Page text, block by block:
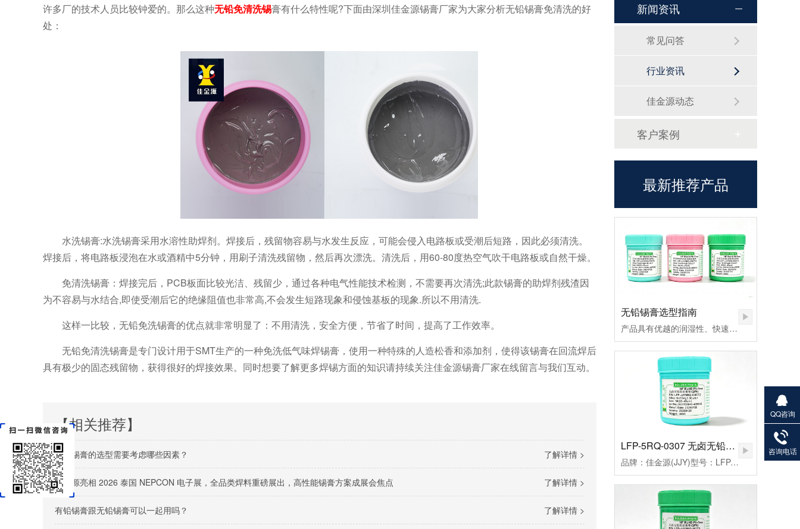
许多厂的技术人员比较钟爱的。那么这种无铅免清洗锡膏有什么特性呢?下面由深圳佳金源锡膏厂家为大家分析无铅锡膏免清洗的好
处：
水洗锡膏:水洗锡膏采用水溶性助焊剂。焊接后，残留物容易与水发生反应，可能会侵入电路板或受潮后短路，因此必须清洗。
焊接后，将电路板浸泡在水或酒精中5分钟，用刷子清洗残留物，然后再次漂洗。清洗后，用60-80度热空气吹干电路板或自然干燥。
免清洗锡膏：焊接完后，PCB板面比较光洁、残留少，通过各种电气性能技术检测，不需要再次清洗;此款锡膏的助焊剂残渣因
为不容易与水结合,即使受潮后它的绝缘阻值也非常高,不会发生短路现象和侵蚀基板的现象.所以不用清洗.
这样一比较，无铅免洗锡膏的优点就非常明显了：不用清洗，安全方便，节省了时间，提高了工作效率。
无铅免清洗锡膏是专门设计用于SMT生产的一种免洗低气味焊锡膏，使用一种特殊的人造松香和添加剂，使得该锡膏在回流焊后
具有极少的固态残留物，获得很好的焊接效果。同时想要了解更多焊锡方面的知识请持续关注佳金源锡膏厂家在线留言与我们互动。
【相关推荐】
了解详情 >
无铅锡膏的选型需要考虑哪些因素？
了解详情 >
佳金源亮相 2026 泰国 NEPCON 电子展，全品类焊料重磅展出，高性能锡膏方案成展会焦点
了解详情 >
有铅锡膏跟无铅锡膏可以一起用吗？
新闻资讯
常见问答
行业资讯
佳金源动态
客户案例
最新推荐产品
无铅锡膏选型指南
产品具有优越的润湿性、快速点焊、拖焊、低残留和免清洗等特点，符合国际环保ROHS、REACH、PAHs、Phthalates等标准的限制，还从而帮您实现环保发展无忧无虑。
LFP-5RQ-0307 无卤无铅高温锡膏
品牌：佳金源(JJY)型号：LFP-JJY5RQ-0307T3合金成分：Sn99Ag0.3Cu0.7颗粒度：3#(25-45um）粘度：190±20Pa.S活性：高活性熔点：221-227℃峰值温度：235-255（℃）规格：500克/瓶
QQ咨询
27901383
82
咨询电话